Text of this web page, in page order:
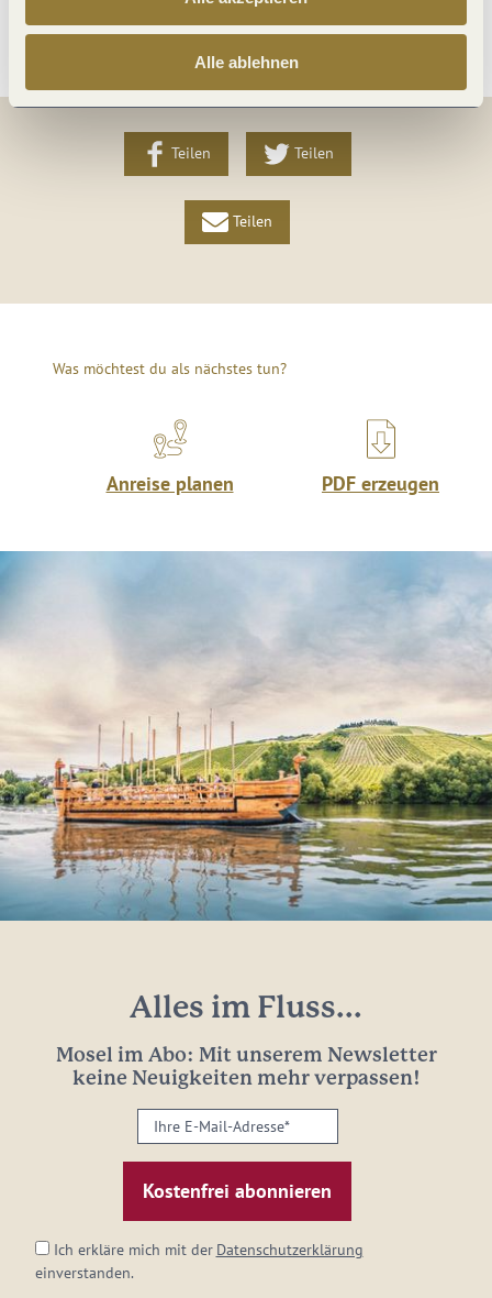
Alle ablehnen
Weitere Infos
Teilen Teilen
Teilen
Was möchtest du als nächstes tun?
Anreise planen PDF erzeugen
Alles im Fluss...
Mosel im Abo: Mit unserem Newsletter
keine Neuigkeiten mehr verpassen!
Ihre
E-
Mail-
Adresse:
Ich erkläre mich mit der Datenschutzerklärung
einverstanden.